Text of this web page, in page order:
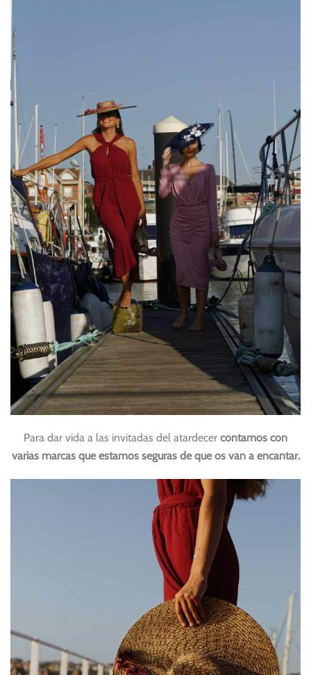
Para dar vida a las invitadas del atardecer contamos con
varias marcas que estamos seguras de que os van a encantar.